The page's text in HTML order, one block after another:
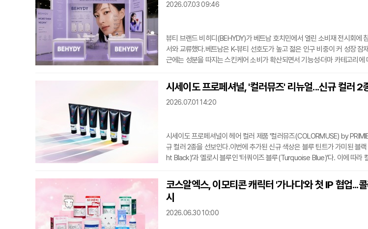
길에서
2026.07.03 09:46
뷰티 브랜드 비히디(BEHYDY)가 베트남 호치민에서 열린 소비재 전시회에
서와 교류했다.베트남은 K-뷰티 선호도가 높고 젊은 인구 비중이 커 성장 잠
근에는 성분을 따지는 스킨케어 소비가 확산되면서 기능성·더마 카테고리에
마이드 기반 특허 '탱결바이옴' 등 자체 원료 기술을 소개했다. 전 제품 비건
서 만난 바이어·인플루언서들과는 유통 협력과 현지 마케팅 등 후속 논의를
과를
시세이도 프로페셔널, '컬러뮤즈' 리뉴얼...신규 컬러 2
2026.07.01 14:20
시세이도 프로페셔널이 헤어 컬러 제품 '컬러뮤즈(COLORMUSE) by
규 컬러 2종을 선보인다.이번에 추가된 신규 색상은 블루 틴트가 가미된 블
ht Black)'과 옐로시 블루인 '터쿼이즈 블루(Turquoise Blue)'다. 이에 따라
우 나타날 수 있는 색상 탁함과 짧은 유지력을 보완하는 데 초점을 맞췄다.
고정하는 역할을 수행해 발색력과 색감의 선명도, 컬러 지속력을 높이도록
피듀어(Lipidure®
코스알엑스, 이모티콘 캐릭터 '가나디'와 첫 IP 협업...
시
2026.06.30 10:00